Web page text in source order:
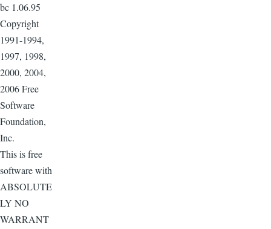
bc 1.06.95
Copyright
1991-1994,
1997, 1998,
2000, 2004,
2006 Free
Software
Foundation,
Inc.
This is free
software with
ABSOLUTE
LY NO
WARRANT